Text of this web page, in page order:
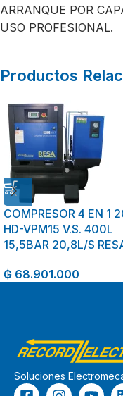
ARRANQUE POR
USO PROFESIONAL.
Productos
COMPRESOR 4 EN 1
HD-VPM15 V.S. 400L
15,5BAR 20,8L/S
₲ 68.901.000
Soluciones